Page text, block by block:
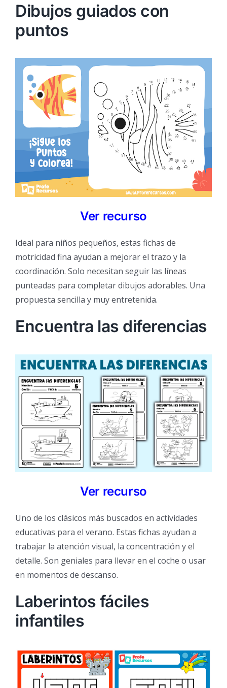
Dibujos guiados con
puntos
Ver recurso
Ideal para niños pequeños, estas fichas de
motricidad fina ayudan a mejorar el trazo y la
coordinación. Solo necesitan seguir las líneas
punteadas para completar dibujos adorables. Una
propuesta sencilla y muy entretenida.
Encuentra las diferencias
Ver recurso
Uno de los clásicos más buscados en actividades
educativas para el verano. Estas fichas ayudan a
trabajar la atención visual, la concentración y el
detalle. Son geniales para llevar en el coche o usar
en momentos de descanso.
Laberintos fáciles
infantiles